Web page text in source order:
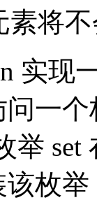
素将
实现
一
举
枚